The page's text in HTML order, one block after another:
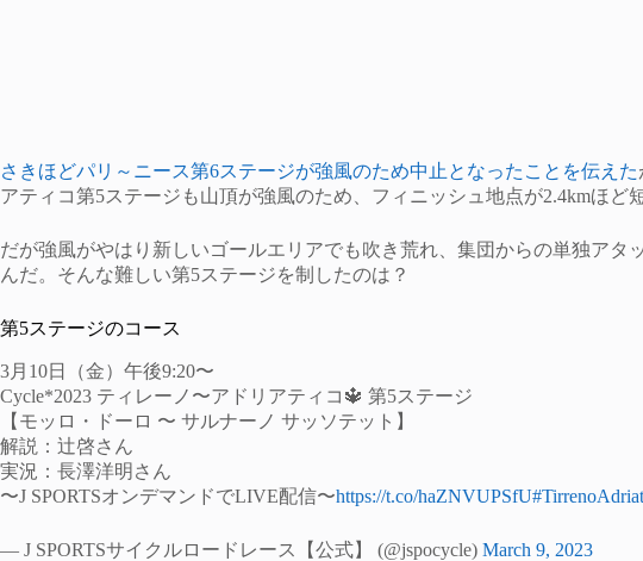
さきほどパリ～ニース第6ステージが強風のため中止となったことを伝えた
アティコ第5ステージも山頂が強風のため、フィニッシュ地点が2.4kmほど
だが強風がやはり新しいゴールエリアでも吹き荒れ、集団からの単独アタ
んだ。そんな難しい第5ステージを制したのは？
第5ステージのコース
3月10日（金）午後9:20〜
Cycle*2023 ティレーノ〜アドリアティコ🔱 第5ステージ
【モッロ・ドーロ 〜 サルナーノ サッソテット】
解説：辻啓さん
実況：長澤洋明さん
〜J SPORTSオンデマンドでLIVE配信〜https://t.co/haZNVUPSfU
— J SPORTSサイクルロードレース【公式】 (@jspocycle) March 9, 2023